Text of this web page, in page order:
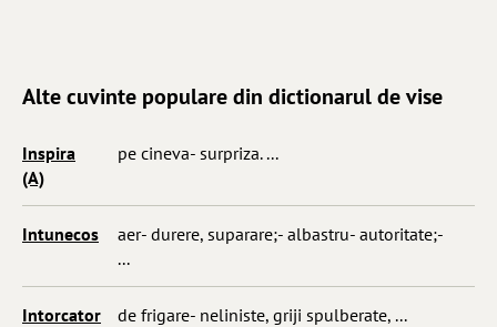
Alte cuvinte populare din dictionarul de vise
Inspira
(A)
pe cineva- surpriza. ...
Intunecos
aer- durere, suparare;- albastru- autoritate;-
...
Intorcator de frigare- neliniste, griji spulberate, ...